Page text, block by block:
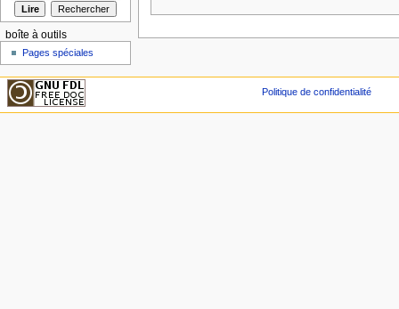
boîte à outils
Pages spéciales
Politique de confidentialité